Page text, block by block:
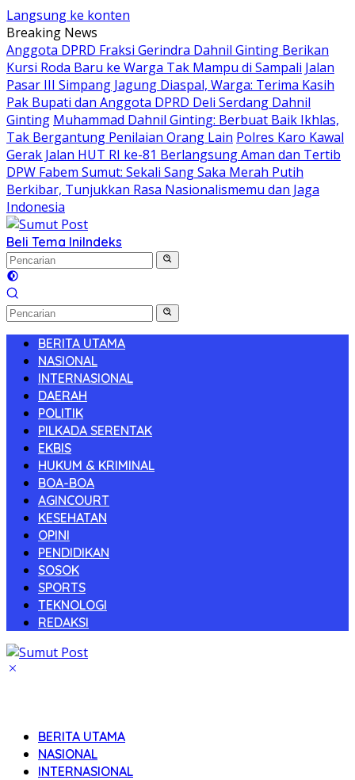
Langsung ke konten
Breaking News
Anggota DPRD Fraksi Gerindra Dahnil Ginting Berikan
Kursi Roda Baru ke Warga Tak Mampu di Sampali Jalan
Pasar III Simpang Jagung Diaspal, Warga: Terima Kasih
Pak Bupati dan Anggota DPRD Deli Serdang Dahnil
Ginting Muhammad Dahnil Ginting: Berbuat Baik Ikhlas,
Tak Bergantung Penilaian Orang Lain Polres Karo Kawal
Gerak Jalan HUT RI ke-81 Berlangsung Aman dan Tertib
DPW Fabem Sumut: Sekali Sang Saka Merah Putih
Berkibar, Tunjukkan Rasa Nasionalismemu dan Jaga
Indonesia
Beli Tema IniIndeks
BERITA UTAMA
NASIONAL
INTERNASIONAL
DAERAH
POLITIK
PILKADA SERENTAK
EKBIS
HUKUM & KRIMINAL
BOA-BOA
AGINCOURT
KESEHATAN
OPINI
PENDIDIKAN
SOSOK
SPORTS
TEKNOLOGI
REDAKSI
BERITA UTAMA
NASIONAL
INTERNASIONAL